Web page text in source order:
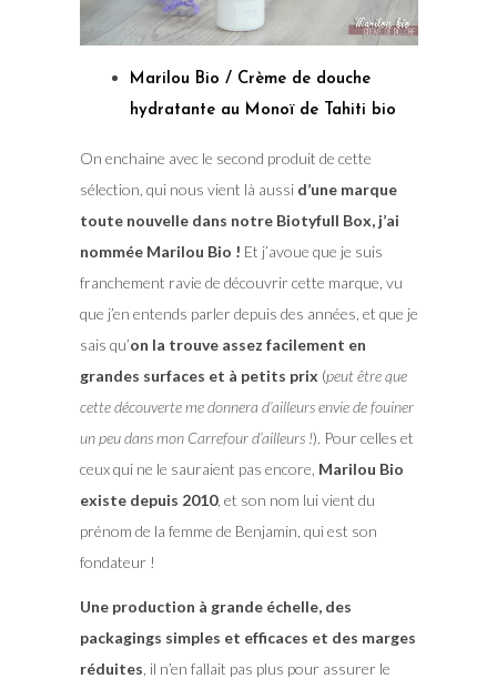
Marilou Bio / Crème de douche
hydratante au Monoï de Tahiti bio
On enchaine avec le second produit de cette
sélection, qui nous vient là aussid’une marque
toute nouvelle dans notre Biotyfull Box, j’ai
nommée Marilou Bio ! Et j’avoue que je suis
franchement ravie de découvrir cette marque, vu
que j’en entends parler depuis des années, et que je
sais qu’on la trouve assez facilement en
grandes surfaces et à petits prix (peut être que
cette découverte me donnera d’ailleurs envie de fouiner
un peu dans mon Carrefour d’ailleurs !). Pour celles et
ceux qui ne le sauraient pas encore, Marilou Bio
existe depuis 2010, et son nom lui vient du
prénom de la femme de Benjamin, qui est son
fondateur !
Une production à grande échelle, des
packagings simples et efficaces et des marges
réduites , il n’en fallait pas plus pour assurer le